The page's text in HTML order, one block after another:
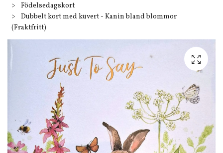
Födelsedagskort
Dubbelt kort med kuvert - Kanin bland blommor
(Fraktfritt)